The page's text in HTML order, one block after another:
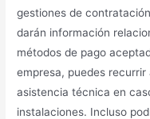
gestiones de
darán información
métodos de pago
empresa, puedes
asistencia técnica en
instalaciones. Incluso